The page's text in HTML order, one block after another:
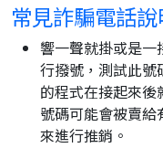
常見詐騙電話說
響一聲就掛或是一
行撥號，測試此號
的程式在接起來
號碼可能會被賣
來進行推銷。